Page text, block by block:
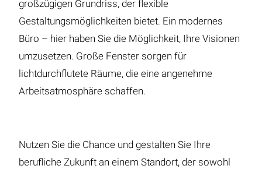
großzügigen Grundriss, der flexible
Gestaltungsmöglichkeiten bietet. Ein modernes
Büro – hier haben Sie die Möglichkeit, Ihre Visionen
umzusetzen. Große Fenster sorgen für
lichtdurchflutete Räume, die eine angenehme
Arbeitsatmosphäre schaffen.
Nutzen Sie die Chance und gestalten Sie Ihre
berufliche Zukunft an einem Standort, der sowohl